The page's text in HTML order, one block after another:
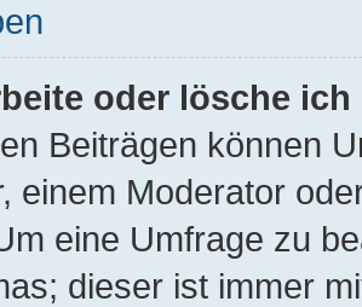
oder lösche
Beiträgen können
einem Moderator
eine Umfrage zu
dieser ist immer